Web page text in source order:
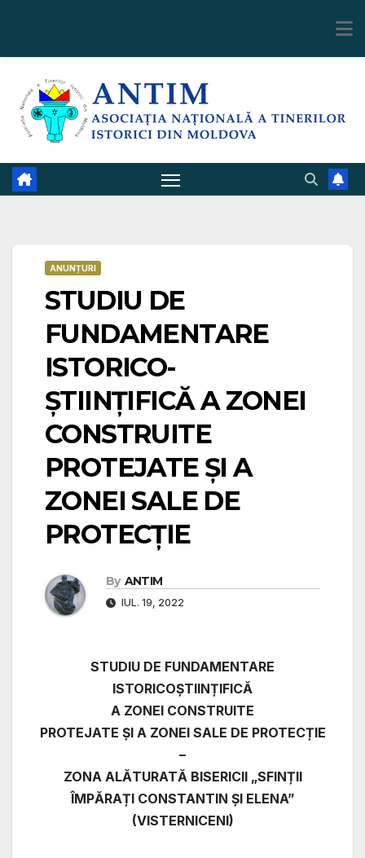
content
ANUNȚURI
STUDIU DE
FUNDAMENTARE
ISTORICO-
ȘTIINȚIFICĂ A ZONEI
CONSTRUITE
PROTEJATE ȘI A
ZONEI SALE DE
PROTECȚIE
By ANTIM
IUL. 19, 2022
STUDIU DE FUNDAMENTARE
ISTORICOȘTIINȚIFICĂ
A ZONEI CONSTRUITE
PROTEJATE ȘI A ZONEI SALE DE PROTECȚIE
–
ZONA ALĂTURATĂ BISERICII „SFINȚII
ÎMPĂRAȚI CONSTANTIN ȘI ELENA”
(VISTERNICENI)